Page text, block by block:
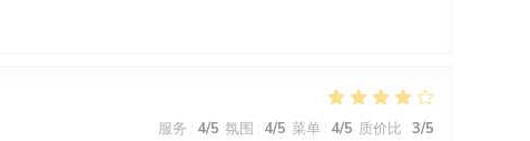
服务 : 4/5 氛围 : 4/5 菜单 : 4/5 质价比 : 3/5